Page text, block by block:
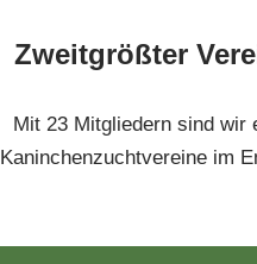
Zweitgrößter
Mit 23 Mitgliedern sind wir
Kaninchenzuchtvereine im